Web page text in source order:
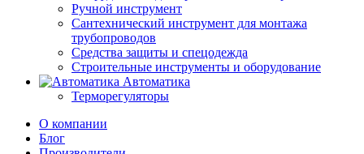
Ручной инструмент
Сантехнический инструмент для монтажа
трубопроводов
Средства защиты и спецодежда
Строительные инструменты и оборудование
Автоматика
Терморегуляторы
О компании
Блог